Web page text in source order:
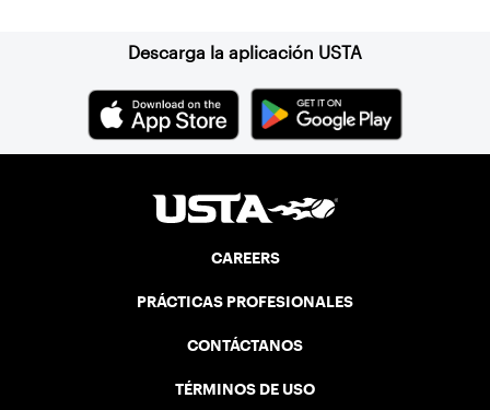
Descarga la aplicación USTA
CAREERS
PRÁCTICAS PROFESIONALES
CONTÁCTANOS
TÉRMINOS DE USO